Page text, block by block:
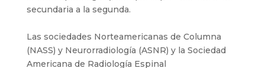
secundaria a la segunda.
Las sociedades Norteamericanas de Columna
(NASS) y Neurorradiología (ASNR) y la Sociedad
Americana de Radiología Espinal